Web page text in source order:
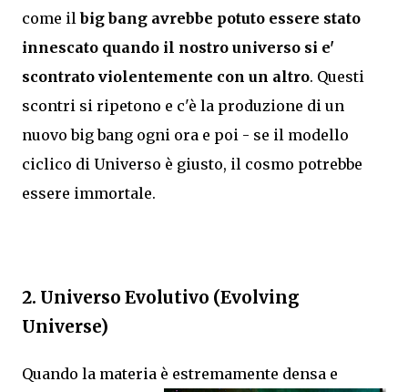
come ilbig bang avrebbe potuto essere stato
innescato quando il nostro universo si e'
scontrato violentemente con un altro. Questi
scontri si ripetono e c'è la produzione di un
nuovo big bang ogni ora e poi - se il modello
ciclico di Universo è giusto, il cosmo potrebbe
essere immortale.
2. Universo Evolutivo (Evolving
Universe)
Quando la materia è estremamente densa e